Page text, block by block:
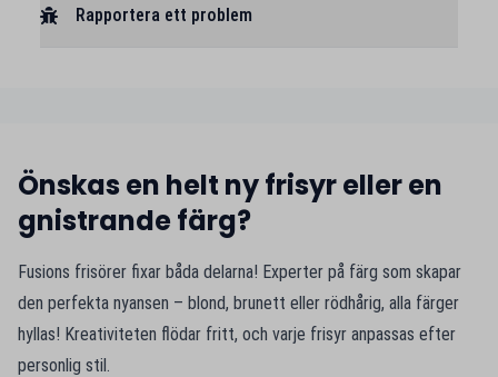
Rapportera ett problem
Önskas en helt ny frisyr eller en
gnistrande färg?
Fusions frisörer fixar båda delarna! Experter på färg som skapar
den perfekta nyansen – blond, brunett eller rödhårig, alla färger
hyllas! Kreativiteten flödar fritt, och varje frisyr anpassas efter
personlig stil.